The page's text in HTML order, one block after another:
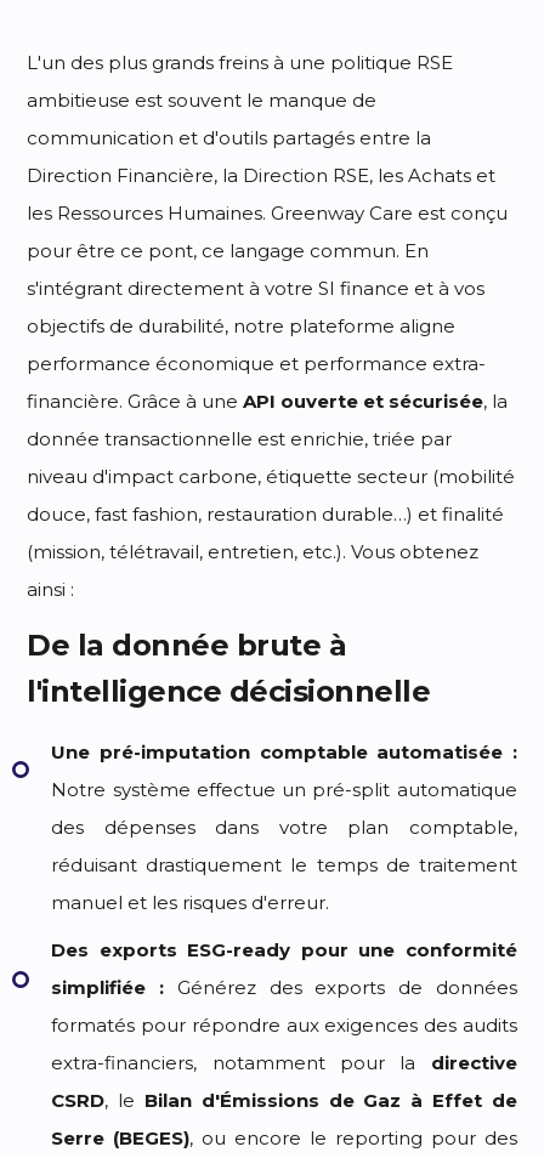
L'un des plus grands freins à une politique RSE
ambitieuse est souvent le manque de
communication et d'outils partagés entre la
Direction Financière, la Direction RSE, les Achats et
les Ressources Humaines. Greenway Care est conçu
pour être ce pont, ce langage commun. En
s'intégrant directement à votre SI finance et à vos
objectifs de durabilité, notre plateforme aligne
performance économique et performance extra-
financière. Grâce à uneAPI ouverte et sécurisée, la
donnée transactionnelle est enrichie, triée par
niveau d'impact carbone, étiquette secteur (mobilité
douce, fast fashion, restauration durable…) et finalité
(mission, télétravail, entretien, etc.). Vous obtenez
ainsi :
De la donnée brute à
l'intelligence décisionnelle
Une pré-imputation comptable automatisée :
Notre système effectue un pré-split automatique
des dépenses dans votre plan comptable,
réduisant drastiquement le temps de traitement
manuel et les risques d'erreur.
Des exports ESG-ready pour une conformité
simplifiée : Générez des exports de données
formatés pour répondre aux exigences des audits
extra-financiers, notamment pour la directive
CSRD, le Bilan d'Émissions de Gaz à Effet de
Serre (BEGES), ou encore le reporting pour des